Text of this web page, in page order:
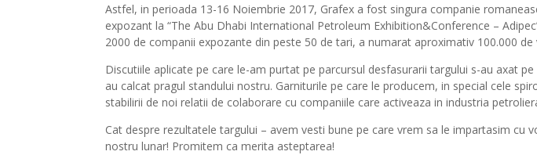
Astfel, in perioada 13-16 Noiembrie 2017, Grafex a fost singura companie
expozant la “The Abu Dhabi International Petroleum Exhibition&Conference –
2000 de companii expozante din peste 50 de tari, a numarat aproximativ 100.000
Discutiile aplicate pe care le-am purtat pe parcursul desfasurarii targului s-au axat
au calcat pragul standului nostru. Garniturile pe care le producem, in special cele
stabilirii de noi relatii de colaborare cu companiile care activeaza in industria
Cat despre rezultatele targului – avem vesti bune pe care vrem sa le impartasim
nostru lunar! Promitem ca merita asteptarea!